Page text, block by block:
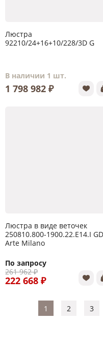
Люстра
92210/24+16+10/228/3D G
В наличии 1 шт.
1 798 982 ₽
Люстра в виде веточек
250810.800-1900.22.E14.I GD
Arte Milano
По запросу
261 962 ₽
222 668 ₽
1 2 3